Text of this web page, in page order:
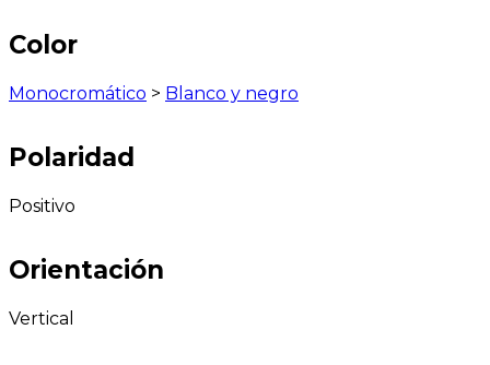
Color
Monocromático > Blanco y negro
Polaridad
Positivo
Orientación
Vertical